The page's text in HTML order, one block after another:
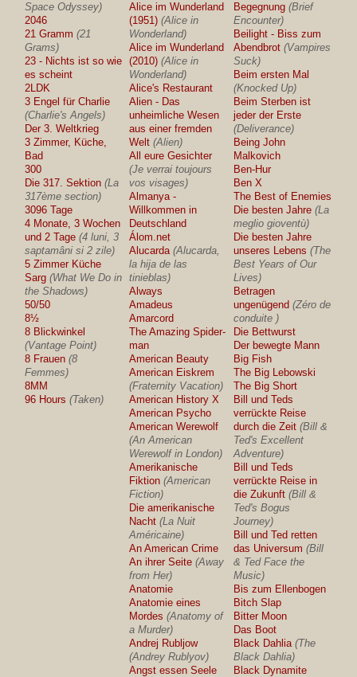
Space Odyssey)
2046
21 Gramm (21
Grams)
23 - Nichts ist so wie
es scheint
2LDK
3 Engel für Charlie
(Charlie's Angels)
Der 3. Weltkrieg
3 Zimmer, Küche,
Bad
300
Die 317. Sektion (La
317ème section)
3096 Tage
4 Monate, 3 Wochen
und 2 Tage (4 luni, 3
saptamâni si 2 zile)
5 Zimmer Küche
Sarg (What We Do in
the Shadows)
50/50
8½
8 Blickwinkel
(Vantage Point)
8 Frauen (8
Femmes)
8MM
96 Hours (Taken)
Alice im Wunderland
(1951) (Alice in
Wonderland)
Alice im Wunderland
(2010) (Alice in
Wonderland)
Alice's Restaurant
Alien - Das
unheimliche Wesen
aus einer fremden
Welt (Alien)
All eure Gesichter
(Je verrai toujours
vos visages)
Almanya -
Willkommen in
Deutschland
Álom.net
Alucarda (Alucarda,
la hija de las
tinieblas)
Always
Amadeus
Amarcord
The Amazing Spider-
man
American Beauty
American Eiskrem
(Fraternity Vacation)
American History X
American Psycho
American Werewolf
(An American
Werewolf in London)
Amerikanische
Fiktion (American
Fiction)
Die amerikanische
Nacht (La Nuit
Américaine)
An American Crime
An ihrer Seite (Away
from Her)
Anatomie
Anatomie eines
Mordes (Anatomy of
a Murder)
Andrej Rubljow
(Andrey Rublyov)
Angst essen Seele
Begegnung (Brief
Encounter)
Beilight - Biss zum
Abendbrot (Vampires
Suck)
Beim ersten Mal
(Knocked Up)
Beim Sterben ist
jeder der Erste
(Deliverance)
Being John
Malkovich
Ben-Hur
Ben X
The Best of Enemies
Die besten Jahre (La
meglio gioventù)
Die besten Jahre
unseres Lebens (The
Best Years of Our
Lives)
Betragen
ungenügend (Zéro de
conduite )
Die Bettwurst
Der bewegte Mann
Big Fish
The Big Lebowski
The Big Short
Bill und Teds
verrückte Reise
durch die Zeit (Bill &
Ted's Excellent
Adventure)
Bill und Teds
verrückte Reise in
die Zukunft (Bill &
Ted's Bogus
Journey)
Bill und Ted retten
das Universum (Bill
& Ted Face the
Music)
Bis zum Ellenbogen
Bitch Slap
Bitter Moon
Das Boot
Black Dahlia (The
Black Dahlia)
Black Dynamite